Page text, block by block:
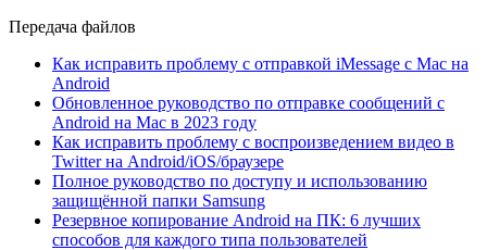
Передача файлов
Как исправить проблему с отправкой iMessage с Mac на
Android
Обновленное руководство по отправке сообщений с
Android на Mac в 2023 году
Как исправить проблему с воспроизведением видео в
Twitter на Android/iOS/браузере
Полное руководство по доступу и использованию
защищённой папки Samsung
Резервное копирование Android на ПК: 6 лучших
способов для каждого типа пользователей